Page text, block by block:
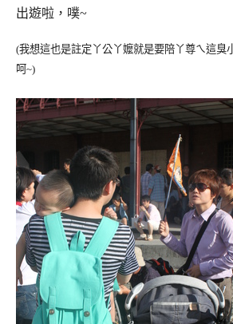
出遊啦，噗~
(我想這也是註定丫公丫嬤就是要陪丫尊ㄟ這臭
呵~)